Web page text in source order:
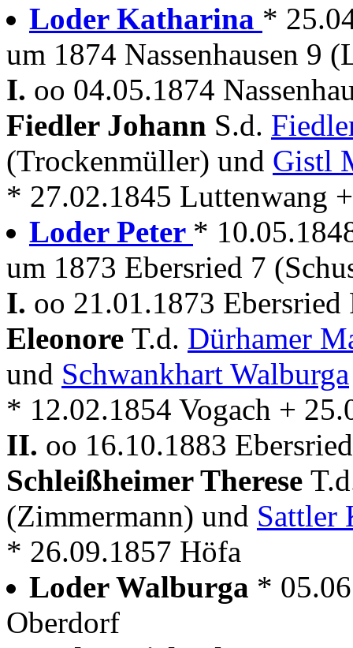
Loder Katharina *
um 1874 Nassenhausen 9
I. oo 04.05.1874
Fiedler Johann S.d.
(Trockenmüller) und Gistl
* 27.02.1845 Luttenwang
Loder Peter *
um 1873 Ebersried 7
I. oo 21.01.1873
Eleonore T.d. Dürhamer
und Schwankhart Walburga
* 12.02.1854 Vogach +
II. oo 16.10.1883
Schleißheimer Therese
(Zimmermann) und Sattler
* 26.09.1857 Höfa
Loder Walburga *
Oberdorf